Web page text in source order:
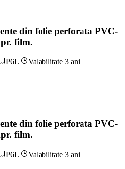
din folie perforata PVC-
film.
P6L
Valabilitate 3 ani
din folie perforata PVC-
film.
P6L
Valabilitate 3 ani